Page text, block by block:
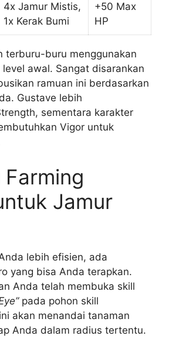
4x Jamur Mistis,
1x Kerak Bumi
+50 Max
HP
terburu-buru menggunakan
awal. Sangat disarankan
ramuan ini berdasarkan
Gustave lebih
sementara karakter
Vigor untuk
Jamur
lebih efisien, ada
yang bisa Anda terapkan.
Anda telah membuka skill
pada pohon skill
akan menandai tanaman
Anda dalam radius tertentu.